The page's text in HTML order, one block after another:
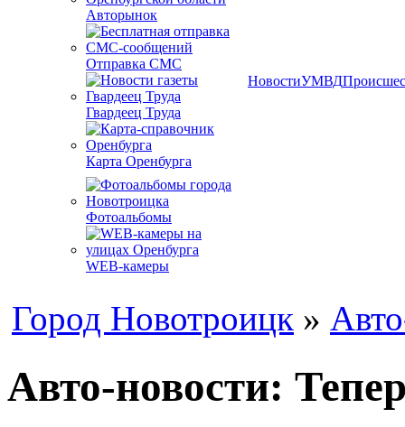
Авторынок
Отправка СМС
Гвардеец Труда
Карта Оренбурга
Фотоальбомы
WEB-камеры
НовостиУМВД
Город Новотроицк »
Авто-новости: